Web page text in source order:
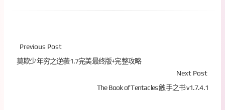
Previous Post
莫欺少年穷之逆袭1.7完美最终版+完整攻略
Next Post
The Book of Tentacles 触手之书 v1.7.4.1